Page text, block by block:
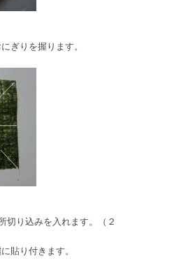
ぎりを握ります。
切り込みを入れます。（２
貼り付きます。